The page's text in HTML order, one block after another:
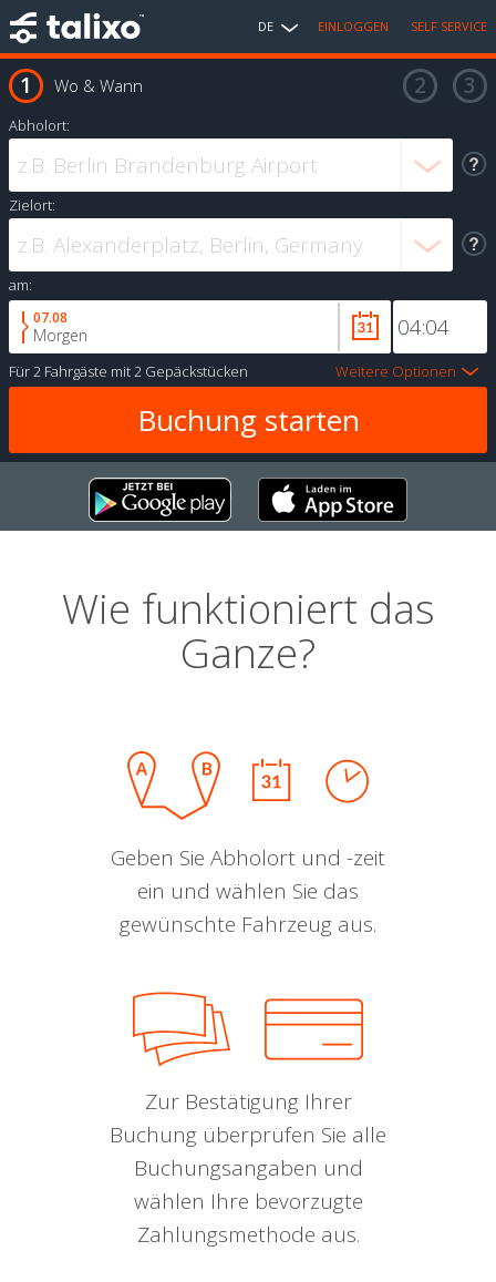
DE EINLOGGEN SELF SERVICE
Wo & Wann
Abholort:
Zielort:
am:
07.08
Morgen
Für2 Fahrgäste mit2 Gepäckstücken Weitere Optionen
Wie funktioniert das
Ganze?
Geben Sie Abholort und -zeit
ein und wählen Sie das
gewünschte Fahrzeug aus.
Zur Bestätigung Ihrer
Buchung überprüfen Sie alle
Buchungsangaben und
wählen Ihre bevorzugte
Zahlungsmethode aus.